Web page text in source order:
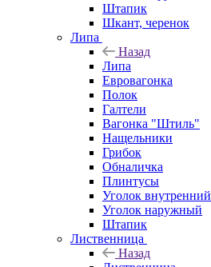
Штапик
Шкант, черенок
Липа
Назад
Липа
Евровагонка
Полок
Галтели
Вагонка "Штиль"
Нащельники
Грибок
Обналичка
Плинтусы
Уголок внутренний
Уголок наружный
Штапик
Лиственница
Назад